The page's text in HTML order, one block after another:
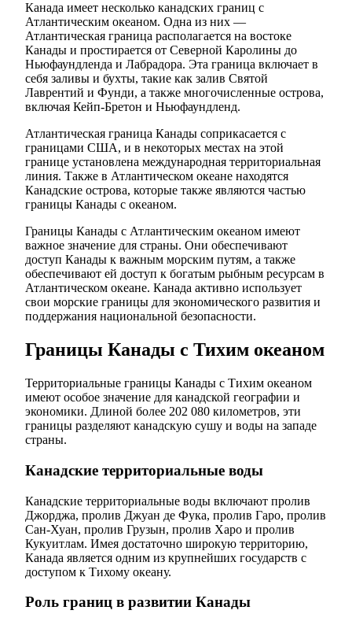
Канада имеет несколько канадских границ с
Атлантическим океаном. Одна из них —
Атлантическая граница располагается на востоке
Канады и простирается от Северной Каролины до
Ньюфаундленда и Лабрадора. Эта граница включает в
себя заливы и бухты, такие как залив Святой
Лаврентий и Фунди, а также многочисленные острова,
включая Кейп-Бретон и Ньюфаундленд.
Атлантическая граница Канады соприкасается с
границами США, и в некоторых местах на этой
границе установлена международная территориальная
линия. Также в Атлантическом океане находятся
Канадские острова, которые также являются частью
границы Канады с океаном.
Границы Канады с Атлантическим океаном имеют
важное значение для страны. Они обеспечивают
доступ Канады к важным морским путям, а также
обеспечивают ей доступ к богатым рыбным ресурсам в
Атлантическом океане. Канада активно использует
свои морские границы для экономического развития и
поддержания национальной безопасности.
Границы Канады с Тихим океаном
Территориальные границы Канады с Тихим океаном
имеют особое значение для канадской географии и
экономики. Длиной более 202 080 километров, эти
границы разделяют канадскую сушу и воды на западе
страны.
Канадские территориальные воды
Канадские территориальные воды включают пролив
Джорджа, пролив Джуан де Фука, пролив Гаро, пролив
Сан-Хуан, пролив Грузын, пролив Харо и пролив
Кукуитлам. Имея достаточно широкую территорию,
Канада является одним из крупнейших государств с
доступом к Тихому океану.
Роль границ в развитии Канады